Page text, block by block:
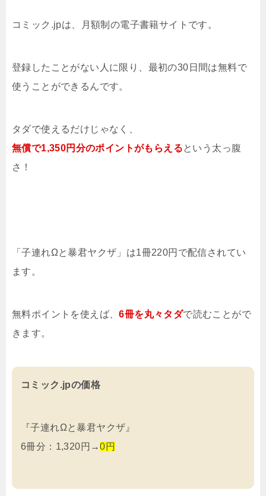
コミック.jpは、月額制の電子書籍サイトです。
登録したことがない人に限り、最初の30日間は無料で
使うことができるんです。
タダで使えるだけじゃなく、
無償で1,350円分のポイントがもらえるという太っ腹
さ！
「子連れΩと暴君ヤクザ」は1冊220円で配信されてい
ます。
無料ポイントを使えば、6冊を丸々タダで読むことがで
きます。
コミック.jpの価格
『子連れΩと暴君ヤクザ』
6冊分：1,320円→0円